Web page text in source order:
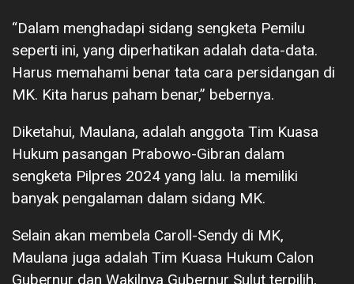
“Dalam menghadapi sidang sengketa Pemilu
seperti ini, yang diperhatikan adalah data-data.
Harus memahami benar tata cara persidangan di
MK. Kita harus paham benar,” bebernya.
Diketahui, Maulana, adalah anggota Tim Kuasa
Hukum pasangan Prabowo-Gibran dalam
sengketa Pilpres 2024 yang lalu. Ia memiliki
banyak pengalaman dalam sidang MK.
Selain akan membela Caroll-Sendy di MK,
Maulana juga adalah Tim Kuasa Hukum Calon
Gubernur dan Wakilnya Gubernur Sulut terpilih,